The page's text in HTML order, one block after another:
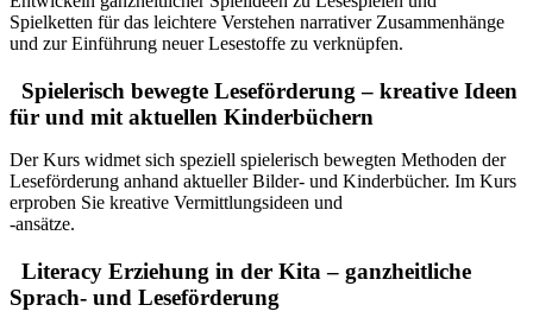
Spielketten für das leichtere Verstehen narrativer Zusammenhänge
und zur Einführung neuer Lesestoffe zu verknüpfen.
Spielerisch bewegte Leseförderung – kreative Ideen
für und mit aktuellen Kinderbüchern
Der Kurs widmet sich speziell spielerisch bewegten Methoden der
Leseförderung anhand aktueller Bilder- und Kinderbücher. Im Kurs
erproben Sie kreative Vermittlungsideen und
-ansätze.
Literacy Erziehung in der Kita – ganzheitliche
Sprach- und Leseförderung